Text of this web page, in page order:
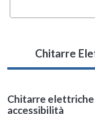
Chitarre
Chitarre elettriche
accessibilità